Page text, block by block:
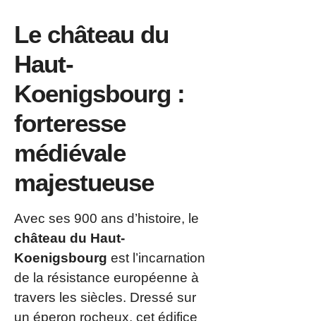
Le château du
Haut-
Koenigsbourg :
forteresse
médiévale
majestueuse
Avec ses 900 ans d’histoire, le
château du Haut-
Koenigsbourg est l’incarnation
de la résistance européenne à
travers les siècles. Dressé sur
un éperon rocheux, cet édifice